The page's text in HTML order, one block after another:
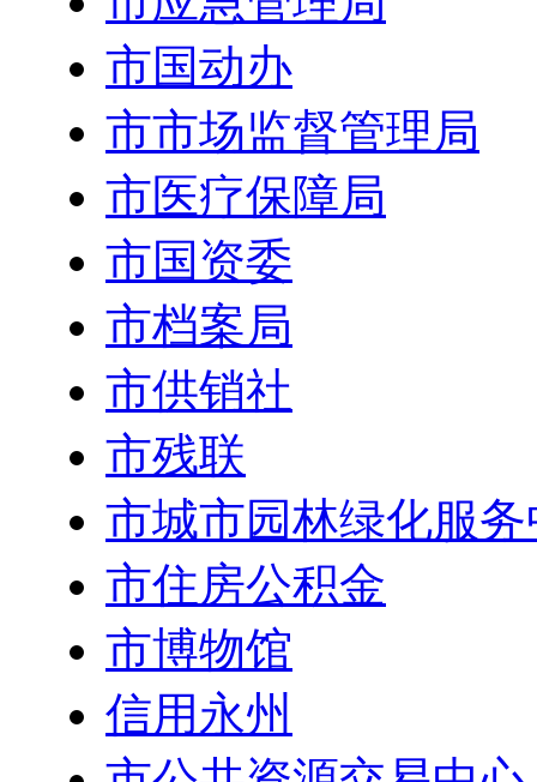
市国动办
市市场监督管理局
市医疗保障局
市国资委
市档案局
市供销社
市残联
市城市园林绿化服
市住房公积金
市博物馆
信用永州